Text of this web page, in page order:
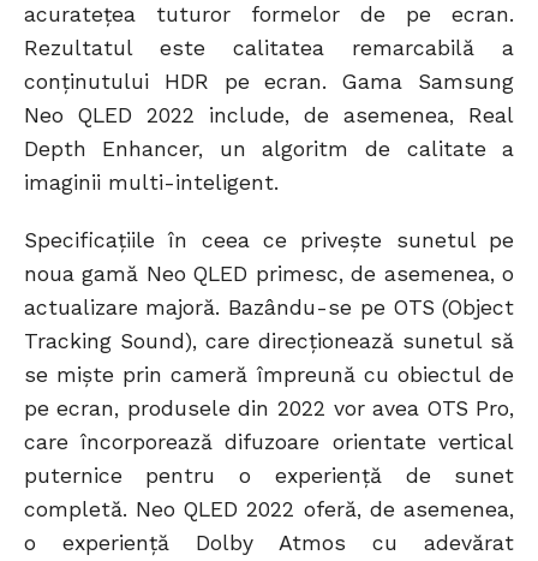
acuratețea tuturor formelor de pe ecran.
Rezultatul este calitatea remarcabilă a
conținutului HDR pe ecran. Gama Samsung
Neo QLED 2022 include, de asemenea, Real
Depth Enhancer, un algoritm de calitate a
imaginii multi-inteligent.
Specificațiile în ceea ce privește sunetul pe
noua gamă Neo QLED primesc, de asemenea, o
actualizare majoră. Bazându-se pe OTS (Object
Tracking Sound), care direcționează sunetul să
se miște prin cameră împreună cu obiectul de
pe ecran, produsele din 2022 vor avea OTS Pro,
care încorporează difuzoare orientate vertical
puternice pentru o experiență de sunet
completă. Neo QLED 2022 oferă, de asemenea,
o experiență Dolby Atmos cu adevărat